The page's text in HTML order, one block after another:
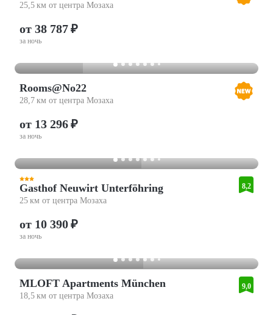
25,5 км от центра Мозаха
от 38 787 ₽
за ночь
Rooms@No22
28,7 км от центра Мозаха
от 13 296 ₽
за ночь
Gasthof Neuwirt Unterföhring
25 км от центра Мозаха
8,2
от 10 390 ₽
за ночь
MLOFT Apartments München
18,5 км от центра Мозаха
9,0